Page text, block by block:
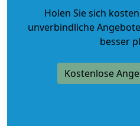
Holen Sie sich
unverbindliche Angebote
besser
Kostenlose